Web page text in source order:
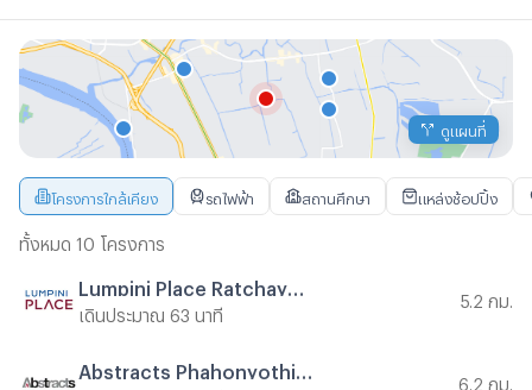
ดูแผนที่
โครงการใกล้เคียง รถไฟฟ้า สถานศึกษา แหล่งช้อปปิ้ง
ทั้งหมด 10 โครงการ
เดินประมาณ 63 นาที
5.2 กม.
6.2 กม.